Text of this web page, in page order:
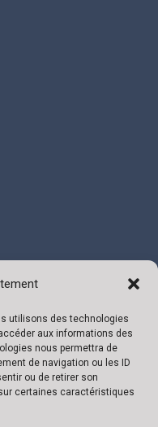
utilisons des technologies
aux informations des
nous permettra de
de navigation ou les ID
ou de retirer son
certaines caractéristiques
LU 22332726